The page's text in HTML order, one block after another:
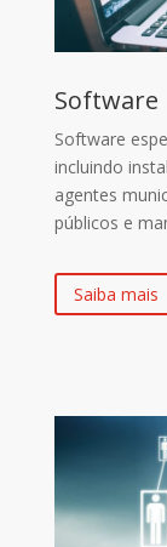
Software
Software
incluindo
agentes
públicos e
Saiba mais